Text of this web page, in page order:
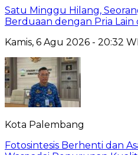
Satu Minggu Hilang,
Berduaan dengan Pria Lain
Kamis, 6 Agu 2026 - 20:32
Kota Palembang
Fotosintesis Berhenti dan